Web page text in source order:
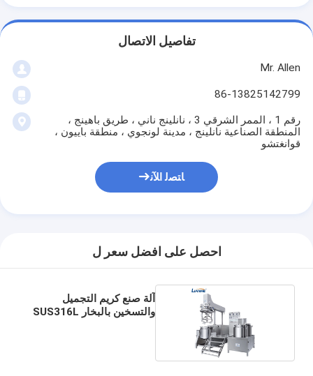
تفاصيل الاتصال
Mr. Allen
86-13825142799
رقم 1 ، الممر الشرقي 3 ، نانلينج ناني ، طريق باهينج ،
المنطقة الصناعية نانلينج ، مدينة لونجوي ، منطقة باييون ،
قوانغتشو
ﺎﺘﺼﻟ ﺍﻶﻧ
احصل على افضل سعر ل
آلة صنع كريم التجميل
والتسخين بالبخار SUS316L